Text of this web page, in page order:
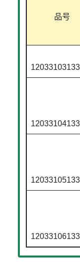
品号